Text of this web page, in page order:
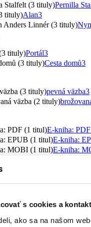
s cookies a
ako sa na našom
Stalfelt (3 tituly)Pernilla
tituly)Alan3
Anders Linnér (3 tituly)
tituly)Portál3
(3 tituly)Cesta domů3
(3 tituly)pevná väzba3
väzba (2 tituly)
PDF (1 titul)E-kniha: PDF
EPUB (1 titul)E-kniha:
MOBI (1 titul)E-kniha: